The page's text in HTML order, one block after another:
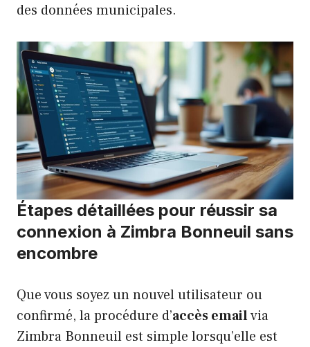
des données municipales.
Étapes détaillées pour réussir sa
connexion à Zimbra Bonneuil sans
encombre
Que vous soyez un nouvel utilisateur ou
confirmé, la procédure d’accès emailvia
Zimbra Bonneuil est simple lorsqu’elle est